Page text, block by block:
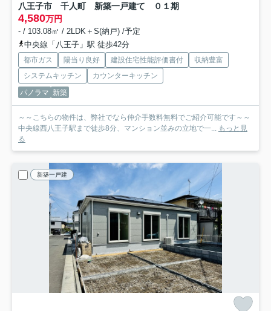
八王子市 千人町 新築一戸建て ０１期
4,580万円
- / 103.08㎡ / 2LDK＋S(納戸) /予定
中央線「八王子」駅 徒歩42分
都市ガス 陽当り良好 建設住宅性能評価書付
収納豊富
システムキッチン
カウンターキッチン
パノラマ 新築
～～こちらの物件は、弊社でなら仲介手数料無料でご紹介可能です～～
中央線西八王子駅まで徒歩8分、マンション並みの立地で一...
もっと見
る
新築一戸建